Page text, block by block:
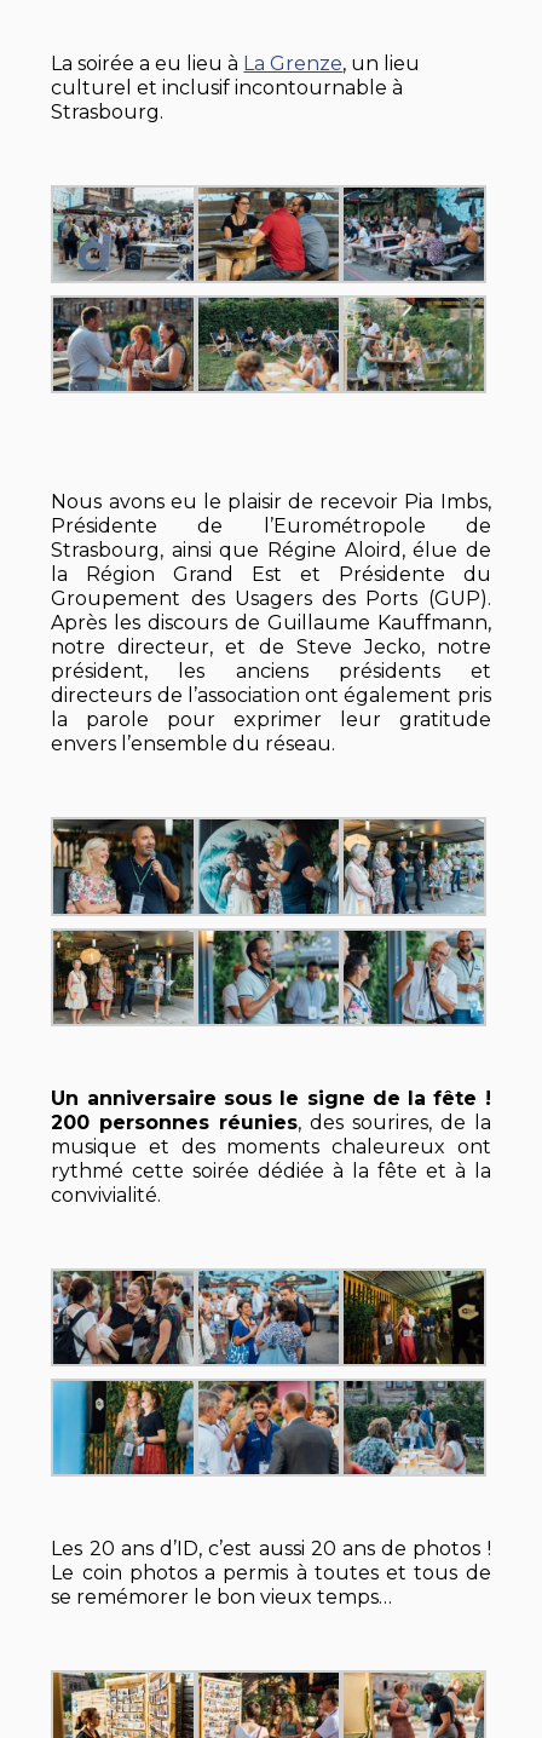
La soirée a eu lieu à La Grenze, un lieu
culturel et inclusif incontournable à
Strasbourg.
Nous avons eu le plaisir de recevoir Pia Imbs,
Présidente de l’Eurométropole de
Strasbourg, ainsi que Régine Aloird, élue de
la Région Grand Est et Présidente du
Groupement des Usagers des Ports (GUP).
Après les discours de Guillaume Kauffmann,
notre directeur, et de Steve Jecko, notre
président, les anciens présidents et
directeurs de l’association ont également pris
la parole pour exprimer leur gratitude
envers l’ensemble du réseau.
Un anniversaire sous le signe de la fête !
200 personnes réunies, des sourires, de la
musique et des moments chaleureux ont
rythmé cette soirée dédiée à la fête et à la
convivialité.
Les 20 ans d’ID, c’est aussi 20 ans de photos !
Le coin photos a permis à toutes et tous de
se remémorer le bon vieux temps…